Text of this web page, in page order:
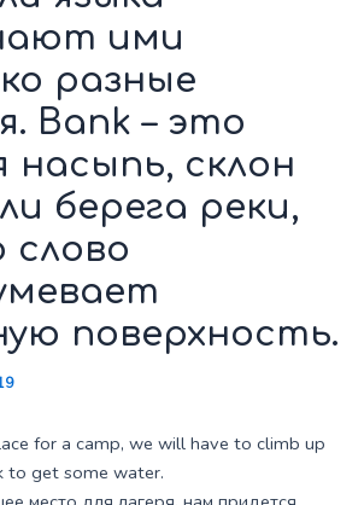
ими
разные
Bank – это
насыпь, склон
берега реки,
слово
поверхность.
for a camp, we will have to climb up
to get some water.